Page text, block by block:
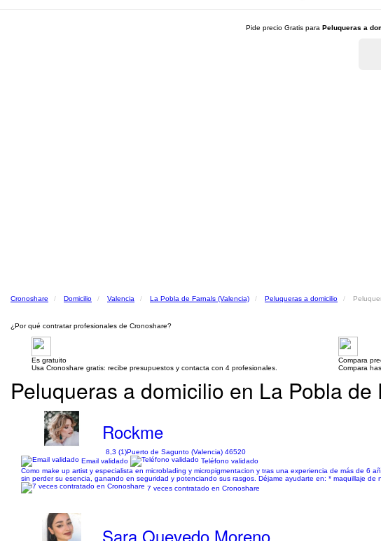
Pide precio Gratis para Peluqueras a
Cronoshare Domicilio Valencia La Pobla de Farnals (Valencia) Peluqueras a domicilio
¿Por qué contratar profesionales de Cronoshare?
Es gratuito
Usa Cronoshare gratis: recibe presupuestos y contacta con 4 profesionales.
Compara
Compara
Peluqueras a domicilio en La Pobla
Rockme
8,3 (1)Puerto de Sagunto (Valencia) 46520
Email validado
Teléfono validado
Como make up artist y especialista en microblading y micropigmentacion y tras una experiencia de más de
sin perder su esencia, ganando en seguridad y potenciando sus rasgos. Déjame ayudarte en: * maquillaje de
7 veces contratado en Cronoshare
Sara Quevedo Moreno